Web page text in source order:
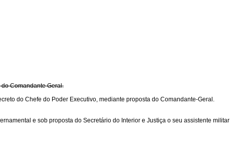
Comandante Geral.
do Chefe do Poder Executivo, mediante proposta do Comandante-Geral.
e sob proposta do Secretário do Interior e Justiça o seu assistente militar